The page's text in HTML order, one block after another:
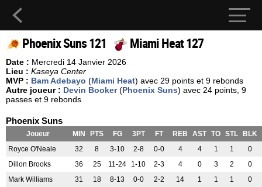
Phoenix Suns 121 Miami Heat 127
Date : Mercredi 14 Janvier 2026
Lieu : Kaseya Center
MVP : Bam Adebayo (Miami Heat) avec 29 points et 9 rebonds
Autre joueur : Devin Booker(Phoenix Suns) avec 24 points, 9
passes et 9 rebonds
Phoenix Suns
Joueur MIN PTS FG 3PT FT REB AST TO STL
BLK
Royce O'Neale
32 8 3-10 2-8 0-0 4 4 1 1
0
Dillon Brooks
36 25 11-24 1-10 2-3 4 0 3 2
0
Mark Williams
31 18 8-13 0-0 2-2 14 1 1 1
0